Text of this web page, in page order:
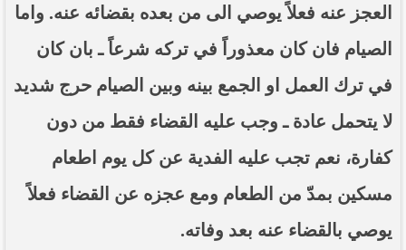
العجز عنه فعلاً يوصي الى من بعده بقضائه عنه. واما
الصيام فان كان معذوراً في تركه شرعاً ـ بان كان
في ترك العمل او الجمع بينه وبين الصيام حرج شديد
لا يتحمل عادة ـ وجب عليه القضاء فقط من دون
كفارة، نعم تجب عليه الفدية عن كل يوم اطعام
مسكين بمدّ من الطعام ومع عجزه عن القضاء فعلاً
يوصي بالقضاء عنه بعد وفاته.